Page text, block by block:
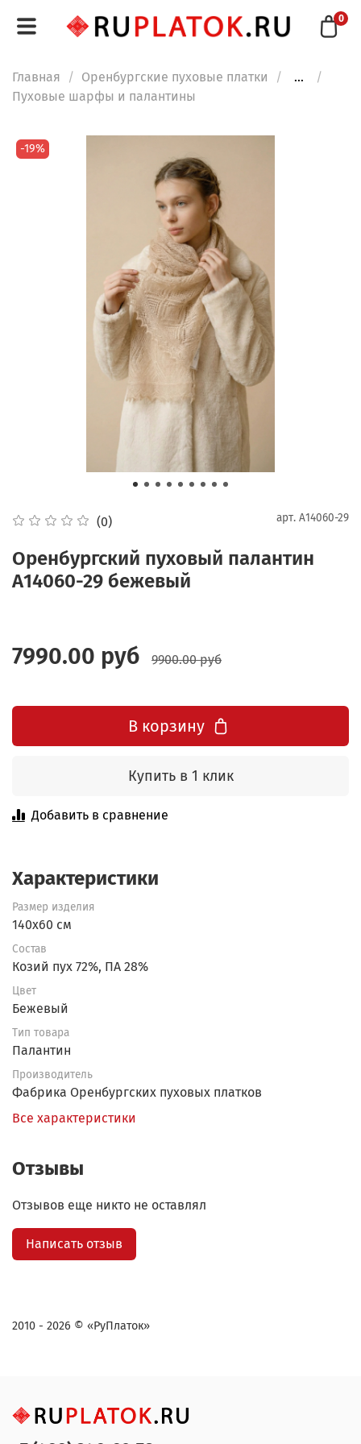
0
Главная Оренбургские пуховые платки
...
Пуховые шарфы и палантины
-19%
(0) арт. А14060-29
Оренбургский пуховый палантин
А14060-29 бежевый
7990.00 руб 9900.00 руб
В корзину
Купить в 1 клик
Добавить в сравнение
Характеристики
Размер изделия
140x60 см
Состав
Козий пух 72%, ПА 28%
Цвет
Бежевый
Тип товара
Палантин
Производитель
Фабрика Оренбургских пуховых платков
Все характеристики
Отзывы
Отзывов еще никто не оставлял
Написать отзыв
2010 - 2026 © «РуПлаток»